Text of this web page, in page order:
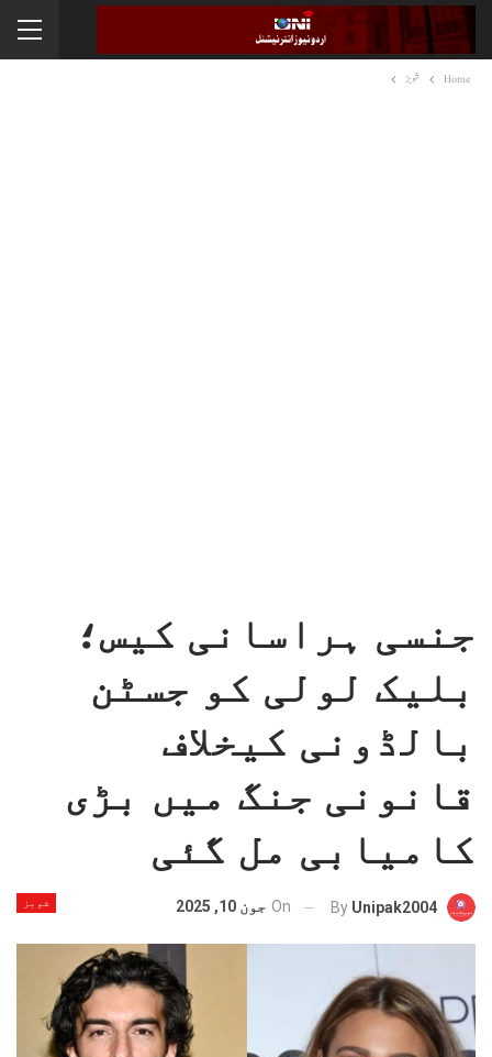
Home شوبز
جنسی ہراسانی کیس؛
بلیک لولی کو جسٹن
بالڈونی کیخلاف
قانونی جنگ میں بڑی
کامیابی مل گئی
شوبز By Unipak2004
On جون 10, 2025